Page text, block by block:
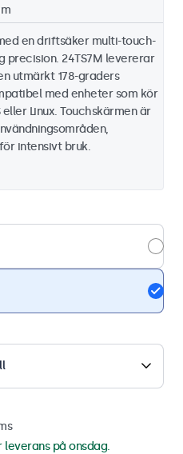
en driftsäker multi-touch-
precision. 24TS7M levererar
utmärkt 178-graders
med enheter som kör
Linux. Touchskärmen är
intensivt bruk.
leverans på onsdag.